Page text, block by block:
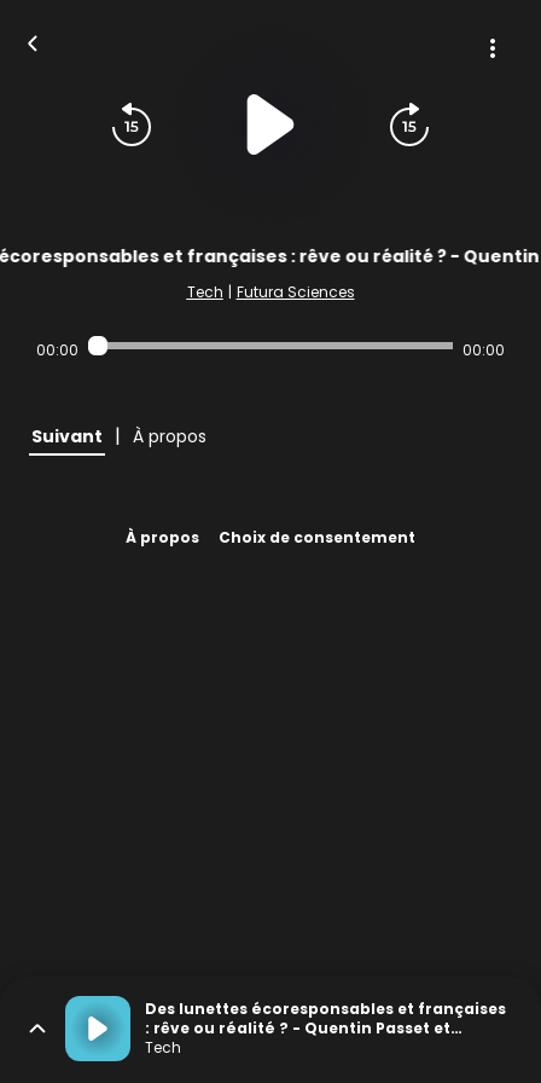
et françaises : rêve ou réalité ? -
Tech | Futura Sciences
00:00 00:00
Suivant | À propos
À propos Choix de consentement
Des lunettes écoresponsables et françaises
: rêve ou réalité ? - Quentin Passet et
Antoine Cochennec (Eio et In'bô)
Tech